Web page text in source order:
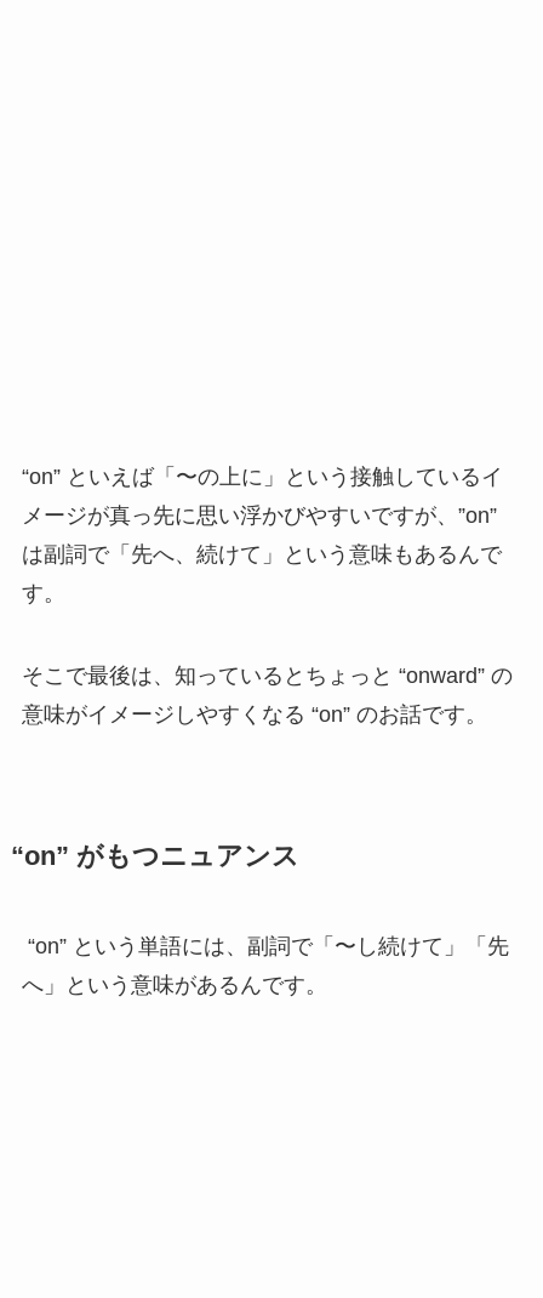
“on” といえば「〜の上に」という接触しているイ
メージが真っ先に思い浮かびやすいですが、”on”
は副詞で「先へ、続けて」という意味もあるんで
す。
そこで最後は、知っているとちょっと “onward” の
意味がイメージしやすくなる “on” のお話です。
“on” がもつニュアンス
“on” という単語には、副詞で「〜し続けて」「先
へ」という意味があるんです。